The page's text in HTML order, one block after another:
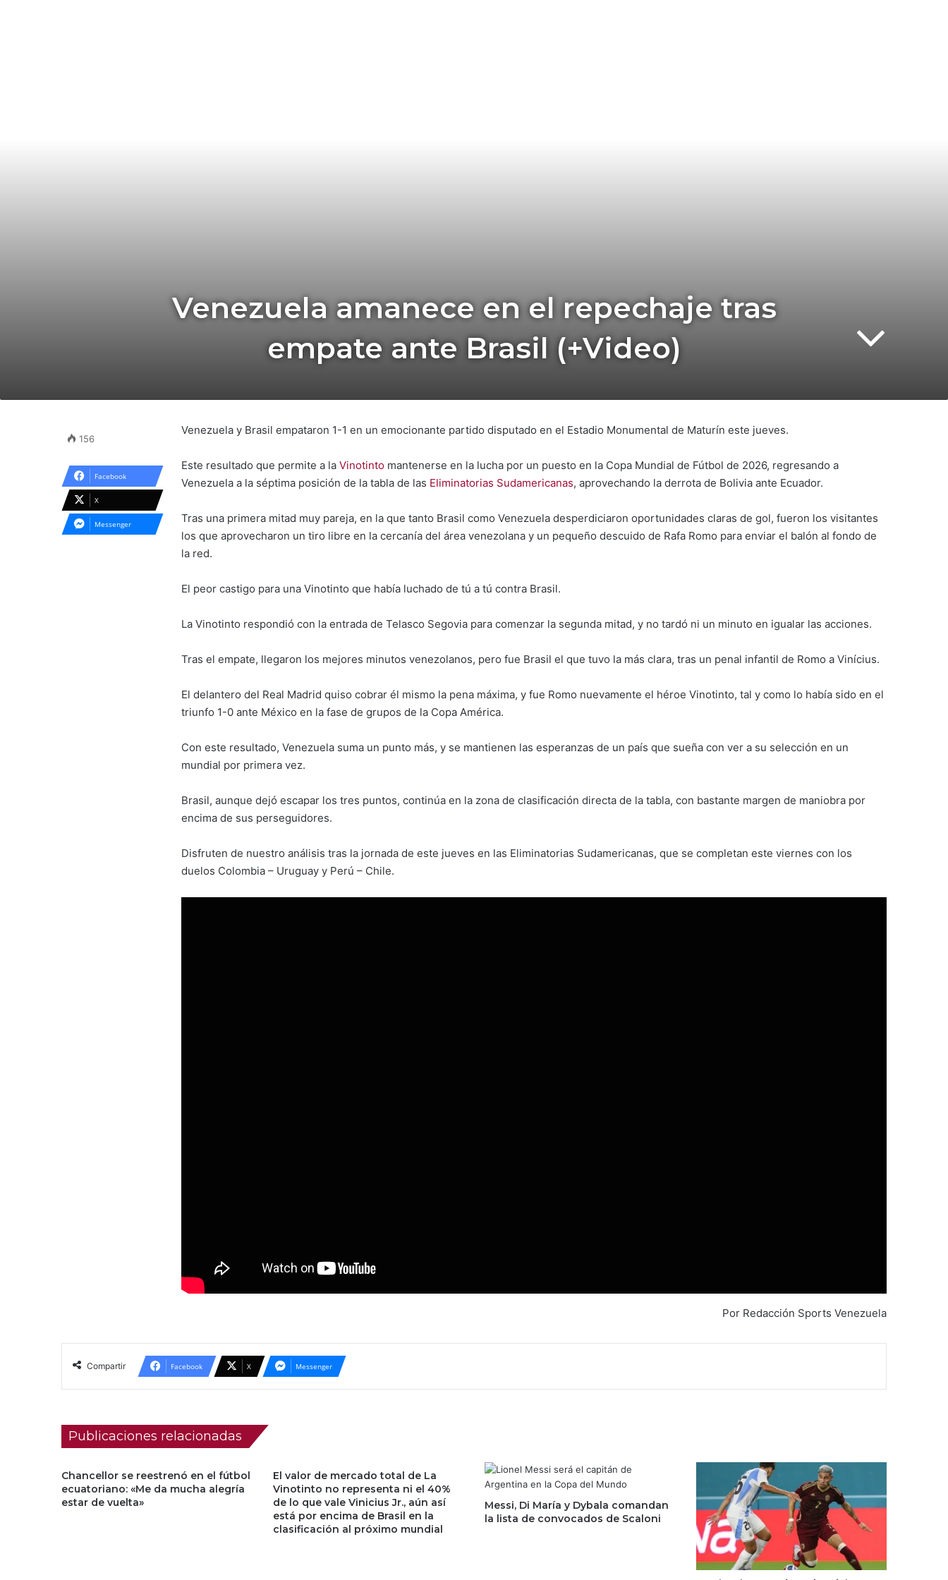
Venezuela amanece en el repechaje tras
empate ante Brasil (+Video)
Venezuela y Brasil empataron 1-1 en un emocionante partido disputado en el Estadio Monumental de Maturín este jueves.
Este resultado que permite a la Vinotinto mantenerse en la lucha por un puesto en la Copa Mundial de Fútbol de 2026, regresando a
Venezuela a la séptima posición de la tabla de las Eliminatorias Sudamericanas, aprovechando la derrota de Bolivia ante Ecuador.
Tras una primera mitad muy pareja, en la que tanto Brasil como Venezuela desperdiciaron oportunidades claras de gol, fueron los visitantes
los que aprovecharon un tiro libre en la cercanía del área venezolana y un pequeño descuido de Rafa Romo para enviar el balón al fondo de
la red.
El peor castigo para una Vinotinto que había luchado de tú a tú contra Brasil.
La Vinotinto respondió con la entrada de Telasco Segovia para comenzar la segunda mitad, y no tardó ni un minuto en igualar las acciones.
Tras el empate, llegaron los mejores minutos venezolanos, pero fue Brasil el que tuvo la más clara, tras un penal infantil de Romo a Vinícius.
El delantero del Real Madrid quiso cobrar él mismo la pena máxima, y fue Romo nuevamente el héroe Vinotinto, tal y como lo había sido en el
triunfo 1-0 ante México en la fase de grupos de la Copa América.
Con este resultado, Venezuela suma un punto más, y se mantienen las esperanzas de un país que sueña con ver a su selección en un
mundial por primera vez.
Brasil, aunque dejó escapar los tres puntos, continúa en la zona de clasificación directa de la tabla, con bastante margen de maniobra por
encima de sus perseguidores.
Disfruten de nuestro análisis tras la jornada de este jueves en las Eliminatorias Sudamericanas, que se completan este viernes con los
duelos Colombia – Uruguay y Perú – Chile.
Por Redacción Sports Venezuela
156
Facebook
X
Messenger
Compartir Facebook X Messenger
Publicaciones relacionadas
Chancellor se reestrenó en el fútbol
ecuatoriano: «Me da mucha alegría
estar de vuelta»
El valor de mercado total de La
Vinotinto no representa ni el 40%
de lo que vale Vinicius Jr., aún así
está por encima de Brasil en la
clasificación al próximo mundial
Messi, Di María y Dybala comandan
la lista de convocados de Scaloni